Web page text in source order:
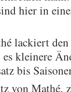
hier in
lackiert den
kleinere
bis
von Mathé,